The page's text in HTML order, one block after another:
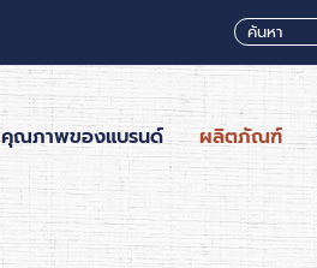
คุณภาพของแบรนด์ ผลิตภัณฑ์